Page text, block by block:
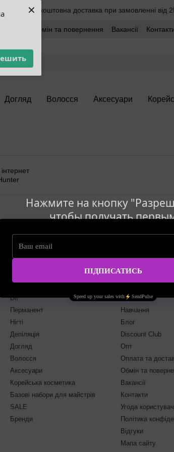
×
Нажмите на кнопку
чтобы получать
Безкоштовна доставка при замовленні від
Обмін та повернення Вакансії
Догляд Волосся Аксесуари
Вії
Перманент
Нігті
Депіляція
Догляд
Волосся
Аксесуари
Корейська косметика
Базові набори для майстрів
SALE
Бренди
Клієнтам
Каталог
Навчання
Блог
Discount Club
Опт
Оплата та
Обмін та
Вакансії
Контакти
Угода
Політика
Відгуки
Мапа сайту